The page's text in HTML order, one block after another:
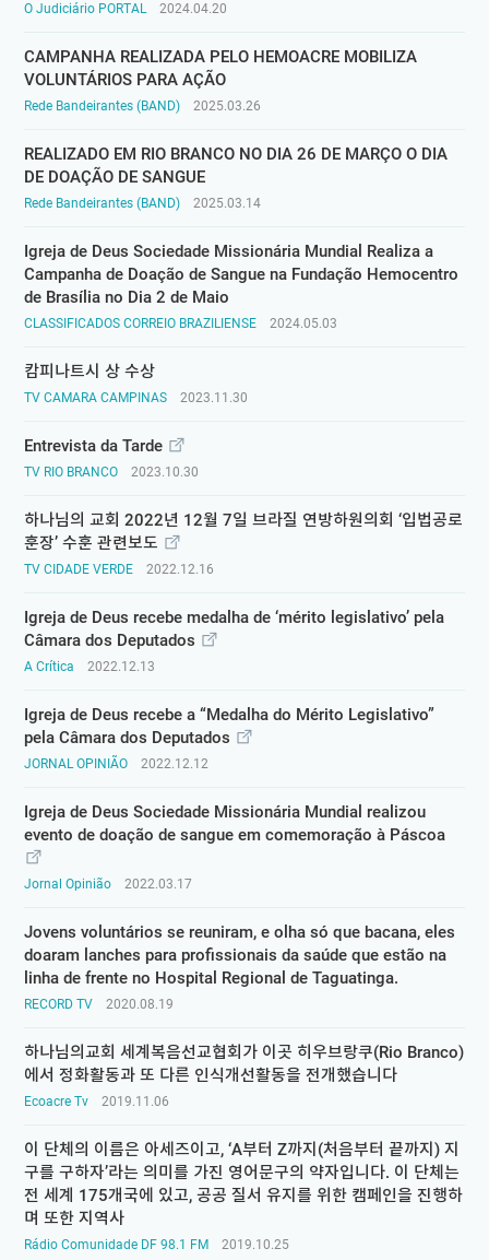
O Judiciário PORTAL 2024.04.20
CAMPANHA REALIZADA PELO HEMOACRE MOBILIZA
VOLUNTÁRIOS PARA AÇÃO
Rede Bandeirantes (BAND) 2025.03.26
REALIZADO EM RIO BRANCO NO DIA 26 DE MARÇO O DIA
DE DOAÇÃO DE SANGUE
Rede Bandeirantes (BAND) 2025.03.14
Igreja de Deus Sociedade Missionária Mundial Realiza a
Campanha de Doação de Sangue na Fundação Hemocentro
de Brasília no Dia 2 de Maio
CLASSIFICADOS CORREIO BRAZILIENSE 2024.05.03
캄피나트시 상 수상
TV CAMARA CAMPINAS 2023.11.30
Entrevista da Tarde
TV RIO BRANCO 2023.10.30
하나님의 교회 2022년 12월 7일 브라질 연방하원의회 ‘입법공로
훈장’ 수훈 관련보도
TV CIDADE VERDE 2022.12.16
Igreja de Deus recebe medalha de ‘mérito legislativo’ pela
Câmara dos Deputados
A Crítica 2022.12.13
Igreja de Deus recebe a “Medalha do Mérito Legislativo”
pela Câmara dos Deputados
JORNAL OPINIÃO 2022.12.12
Igreja de Deus Sociedade Missionária Mundial realizou
evento de doação de sangue em comemoração à Páscoa
Jornal Opinião 2022.03.17
Jovens voluntários se reuniram, e olha só que bacana, eles
doaram lanches para profissionais da saúde que estão na
linha de frente no Hospital Regional de Taguatinga.
RECORD TV 2020.08.19
하나님의교회 세계복음선교협회가 이곳 히우브랑쿠(Rio Branco)
에서 정화활동과 또 다른 인식개선활동을 전개했습니다
Ecoacre Tv 2019.11.06
이 단체의 이름은 아세즈이고, ‘A부터 Z까지(처음부터 끝까지) 지
구를 구하자’라는 의미를 가진 영어문구의 약자입니다. 이 단체는
전 세계 175개국에 있고, 공공 질서 유지를 위한 캠페인을 진행하
며 또한 지역사
Rádio Comunidade DF 98.1 FM 2019.10.25